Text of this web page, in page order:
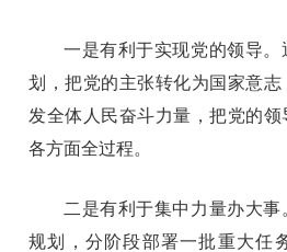
一是有利于实现党的领导
划，把党的主张转化为国家意
发全体人民奋斗力量，把党的
各方面全过程。
二是有利于集中力量办大
规划，分阶段部署一批重大任